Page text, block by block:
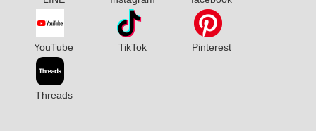
YouTube TikTok Pinterest
Threads